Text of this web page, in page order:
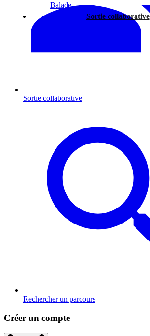
Balade
Sortie collaborative
Sortie collaborative
Rechercher un parcours
Créer un compte